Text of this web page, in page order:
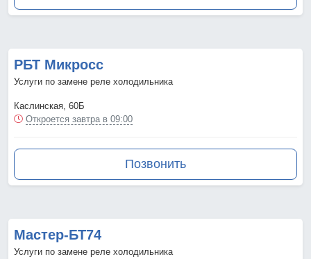
РБТ Микросс
Услуги по замене реле холодильника
Каслинская, 60Б
Откроется завтра в 09:00
Позвонить
Мастер-БТ74
Услуги по замене реле холодильника